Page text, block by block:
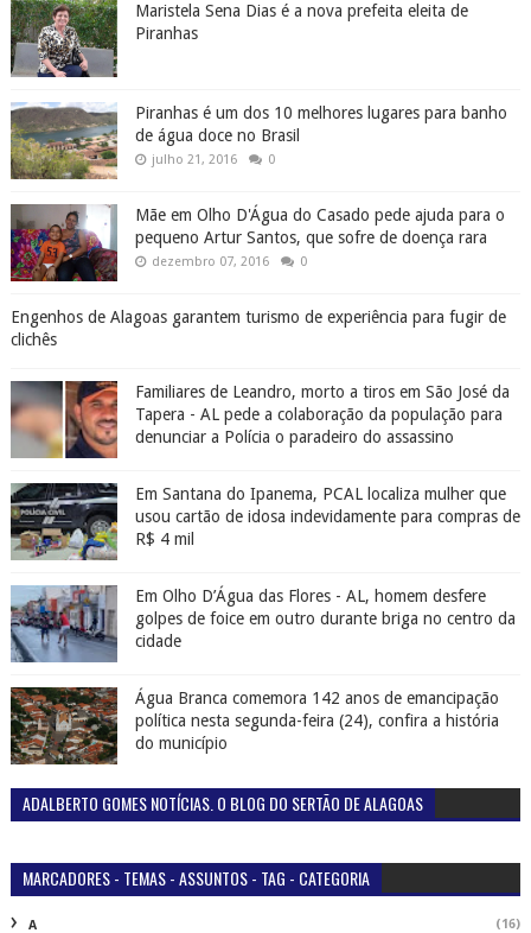
Maristela Sena Dias é a nova prefeita eleita de
Piranhas
Piranhas é um dos 10 melhores lugares para banho
de água doce no Brasil
julho 21, 2016 0
Mãe em Olho D'Água do Casado pede ajuda para o
pequeno Artur Santos, que sofre de doença rara
dezembro 07, 2016 0
Engenhos de Alagoas garantem turismo de experiência para fugir de
clichês
Familiares de Leandro, morto a tiros em São José da
Tapera - AL pede a colaboração da população para
denunciar a Polícia o paradeiro do assassino
Em Santana do Ipanema, PCAL localiza mulher que
usou cartão de idosa indevidamente para compras de
R$ 4 mil
Em Olho D’Água das Flores - AL, homem desfere
golpes de foice em outro durante briga no centro da
cidade
Água Branca comemora 142 anos de emancipação
política nesta segunda-feira (24), confira a história
do município
ADALBERTO GOMES NOTÍCIAS. O BLOG DO SERTÃO DE ALAGOAS
MARCADORES - TEMAS - ASSUNTOS - TAG - CATEGORIA
A (16)